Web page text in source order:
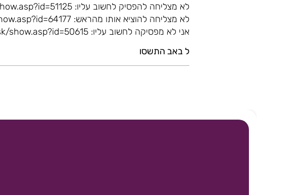
לא מצליחה להפסיק לחשוב עליו: https://www.kipa.co.il/ask/show.asp?id=51125
לא מצליחה להוציא אותו מהראש: https://www.kipa.co.il/ask/show.asp?id=64177
אני לא מפסיקה לחשוב עליו: https://www.kipa.co.il/ask/show.asp?id=50615
ל באב התשסו